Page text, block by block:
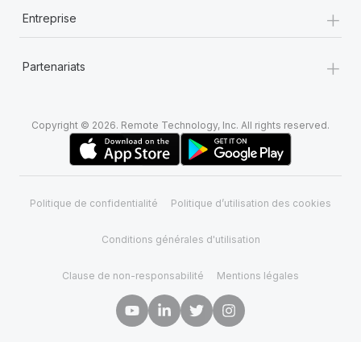
Entreprise +
Partenariats +
Copyright © 2026. Remote Technology, Inc. All rights reserved.
Politique de confidentialité Politique d’utilisation des cookies
Conditions générales d'utilisation
Clause de non-responsabilité Mentions légales